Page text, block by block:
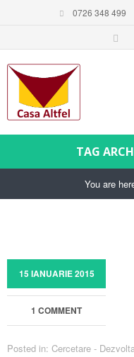
0726 348 499
TAG
You are
15 IANUARIE 2015
1 COMMENT
Posted in: Cercetare -